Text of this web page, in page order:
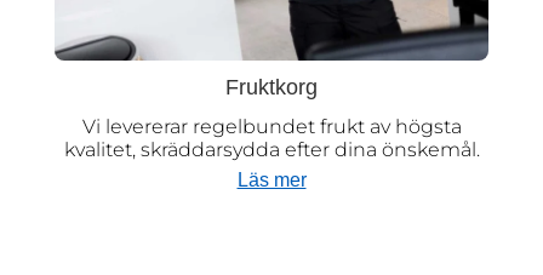
Fruktkorg
Vi levererar regelbundet frukt av högsta
kvalitet, skräddarsydda efter dina önskemål.
Läs mer